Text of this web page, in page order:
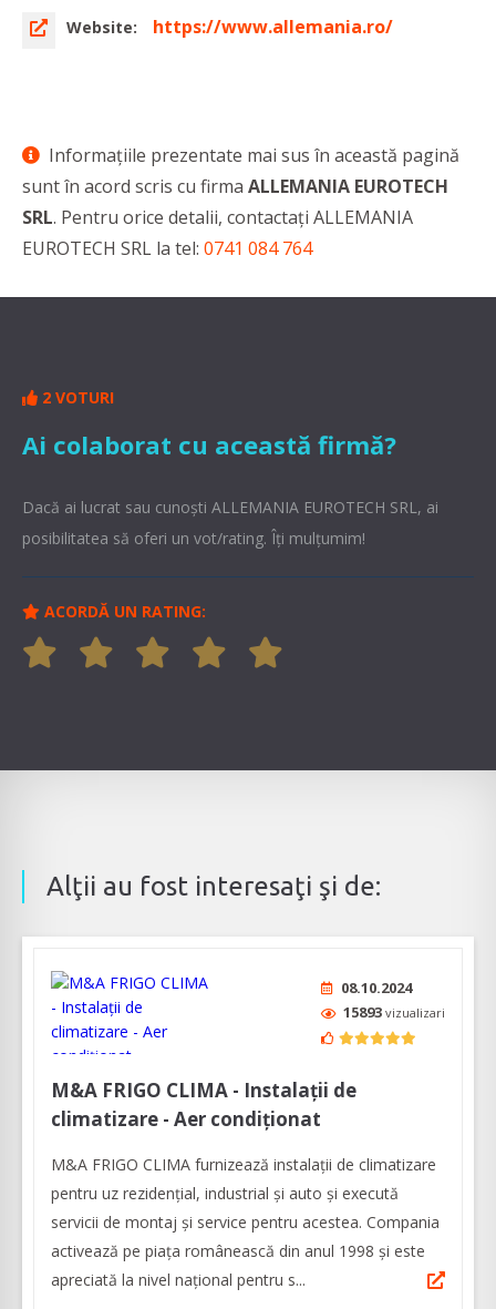
Website: https://www.allemania.ro/
Informaţiile prezentate mai sus în această pagină
sunt în acord scris cu firma ALLEMANIA EUROTECH
SRL. Pentru orice detalii, contactaţi ALLEMANIA
EUROTECH SRL la tel: 0741 084 764
2 VOTURI
Ai colaborat cu această firmă?
Dacă ai lucrat sau cunoşti ALLEMANIA EUROTECH SRL, ai
posibilitatea să oferi un vot/rating. Îți mulțumim!
ACORDĂ UN RATING:
Alţii au fost interesaţi şi de:
08.10.2024
15893 vizualizari
M&A FRIGO CLIMA - Instalații de
climatizare - Aer condiționat
M&A FRIGO CLIMA furnizează instalații de climatizare
pentru uz rezidențial, industrial și auto și execută
servicii de montaj și service pentru acestea. Compania
activează pe piața românească din anul 1998 și este
apreciată la nivel național pentru s...